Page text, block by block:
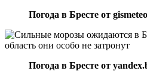
Погода в Бресте от
Погода в Бресте от